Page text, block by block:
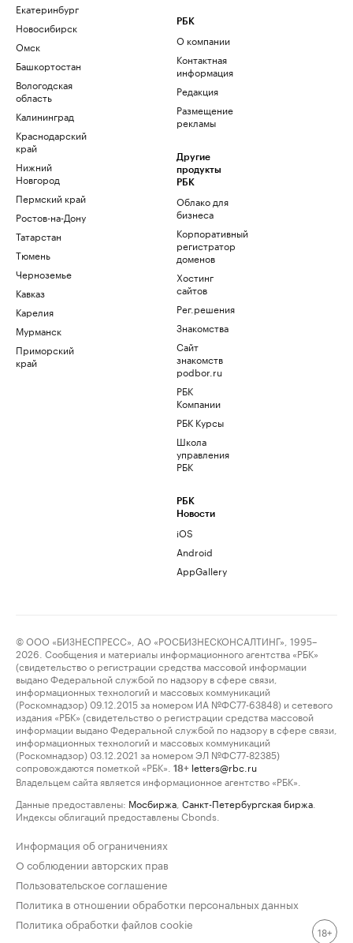
Екатеринбург
Новосибирск
Омск
Башкортостан
Вологодская
область
Калининград
Краснодарский
край
Нижний
Новгород
Пермский край
Ростов-на-Дону
Татарстан
Тюмень
Черноземье
Кавказ
Карелия
Мурманск
Приморский
край
РБК
О компании
Контактная
информация
Редакция
Размещение
рекламы
Другие
продукты
РБК
Облако для
бизнеса
Корпоративный
регистратор
доменов
Хостинг
сайтов
Рег.решения
Знакомства
Сайт
знакомств
podbor.ru
РБК
Компании
РБК Курсы
Школа
управления
РБК
РБК
Новости
iOS
Android
AppGallery
© ООО «БИЗНЕСПРЕСС», АО «РОСБИЗНЕСКОНСАЛТИНГ», 1995–
2026. Сообщения и материалы информационного агентства «РБК»
(свидетельство о регистрации средства массовой информации
выдано Федеральной службой по надзору в сфере связи,
информационных технологий и массовых коммуникаций
(Роскомнадзор) 09.12.2015 за номером ИА №ФС77-63848) и сетевого
издания «РБК» (свидетельство о регистрации средства массовой
информации выдано Федеральной службой по надзору в сфере связи,
информационных технологий и массовых коммуникаций
(Роскомнадзор) 03.12.2021 за номером ЭЛ №ФС77-82385)
сопровождаются пометкой «РБК».
18+ letters@rbc.ru
Владельцем сайта является информационное агентство «РБК».
Данные предоставлены: Мосбиржа Санкт-Петербургская биржа
Индексы облигаций предоставлены Cbonds.
Информация об ограничениях
О соблюдении авторских прав
Пользовательское соглашение
Политика в отношении обработки персональных данных
Политика обработки файлов cookie
18+